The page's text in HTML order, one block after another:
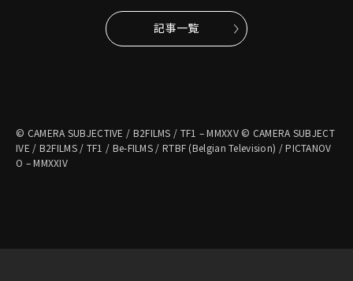
記事一覧
© CAMERA SUBJECTIVE / B2FILMS / TF1 – MMXXV © CAMERA SUBJECT
IVE / B2FILMS / TF1 / Be-FILMS / RTBF (Belgian Television) / PICTANOV
O – MMXXIV